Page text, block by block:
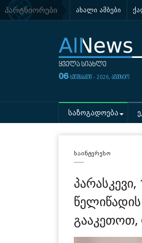
პარტნიორები ახალი ამბები
06 ხუთშაბათი - 2026, აგვისტო
საზოგადოება
საინტერესო